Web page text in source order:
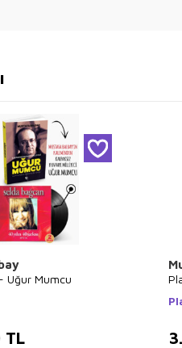
Uğur Mumcu
TL